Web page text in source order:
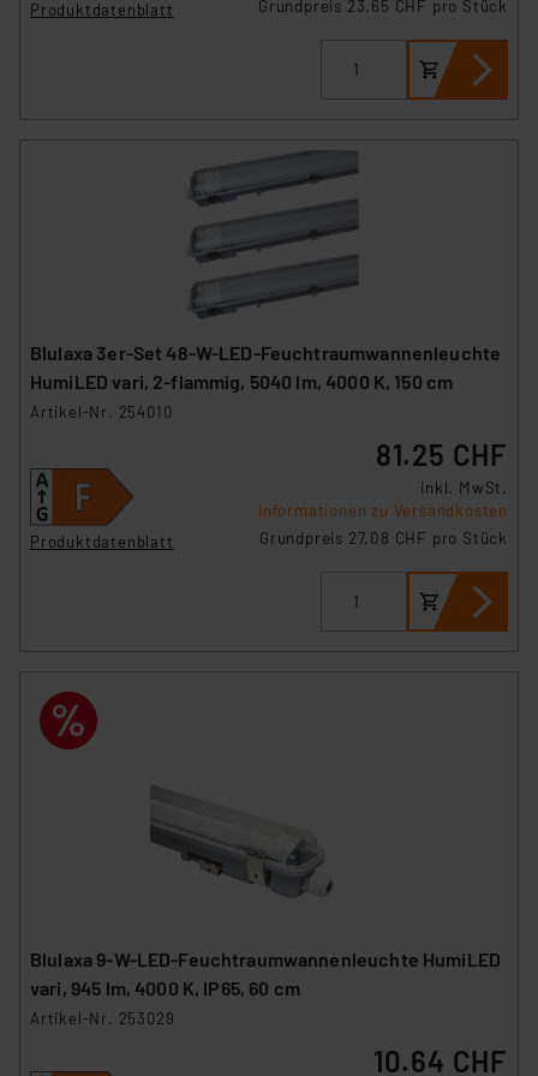
Produktdatenblatt Grundpreis 23.65 CHF pro Stück
Blulaxa 3er-Set 48-W-LED-Feuchtraumwannenleuchte
HumiLED vari, 2-flammig, 5040 lm, 4000 K, 150 cm
Artikel-Nr. 254010
Produktdatenblatt
81.25 CHF
inkl. MwSt.
Informationen zu Versandkosten
Grundpreis 27.08 CHF pro Stück
Blulaxa 9-W-LED-Feuchtraumwannenleuchte HumiLED
vari, 945 lm, 4000 K, IP65, 60 cm
Artikel-Nr. 253029
10.64 CHF